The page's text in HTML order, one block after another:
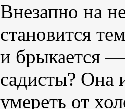
Внезапно на
становится
и брыкается
садисты? Она
умереть от